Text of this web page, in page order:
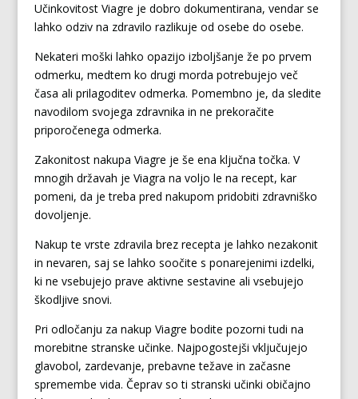
Učinkovitost Viagre je dobro dokumentirana, vendar se
lahko odziv na zdravilo razlikuje od osebe do osebe.
Nekateri moški lahko opazijo izboljšanje že po prvem
odmerku, medtem ko drugi morda potrebujejo več
časa ali prilagoditev odmerka. Pomembno je, da sledite
navodilom svojega zdravnika in ne prekoračite
priporočenega odmerka.
Zakonitost nakupa Viagre je še ena ključna točka. V
mnogih državah je Viagra na voljo le na recept, kar
pomeni, da je treba pred nakupom pridobiti zdravniško
dovoljenje.
Nakup te vrste zdravila brez recepta je lahko nezakonit
in nevaren, saj se lahko soočite s ponarejenimi izdelki,
ki ne vsebujejo prave aktivne sestavine ali vsebujejo
škodljive snovi.
Pri odločanju za nakup Viagre bodite pozorni tudi na
morebitne stranske učinke. Najpogostejši vključujejo
glavobol, zardevanje, prebavne težave in začasne
spremembe vida. Čeprav so ti stranski učinki običajno